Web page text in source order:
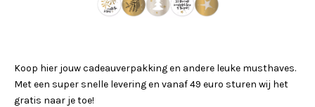
Koop hier jouw cadeauverpakking en andere leuke musthaves.
Met een super snelle levering en vanaf 49 euro sturen wij het
gratis naar je toe!